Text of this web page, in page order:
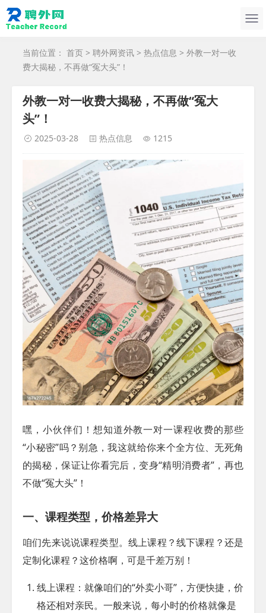
当前位置： 首页 > 聘外网资讯 > 热点信息 > 外教一对一收
费大揭秘，不再做“冤大头”！
外教一对一收费大揭秘，不再做“冤大
头”！
2025-03-28 热点信息 1215
嘿，小伙伴们！想知道外教一对一课程收费的那些
“小秘密”吗？别急，我这就给你来个全方位、无死角
的揭秘，保证让你看完后，变身“精明消费者”，再也
不做“冤大头”！
一、课程类型，价格差异大
咱们先来说说课程类型。线上课程？线下课程？还是
定制化课程？这价格啊，可是千差万别！
线上课程 ：就像咱们的“外卖小哥”，方便快捷，价
格还相对亲民。一般来说，每小时的价格就像是